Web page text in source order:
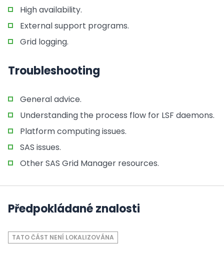
High availability.
External support programs.
Grid logging.
Troubleshooting
General advice.
Understanding the process flow for LSF daemons.
Platform computing issues.
SAS issues.
Other SAS Grid Manager resources.
Předpokládané znalosti
TATO ČÁST NENÍ LOKALIZOVÁNA